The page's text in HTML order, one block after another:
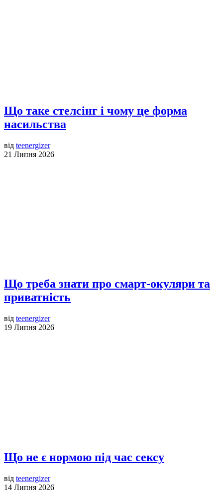
Що таке стелсінг і чому це форма
насильства
від teenergizer
21 Липня 2026
Що треба знати про смарт-окуляри та
приватність
від teenergizer
19 Липня 2026
Що не є нормою під час сексу
від teenergizer
14 Липня 2026